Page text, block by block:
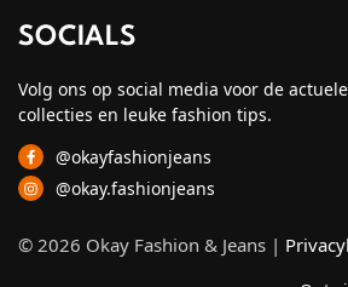
SOCIALS
Volg ons op social media voor de
collecties en leuke fashion tips.
@okayfashionjeans
@okay.fashionjeans
© 2026 Okay Fashion & Jeans |